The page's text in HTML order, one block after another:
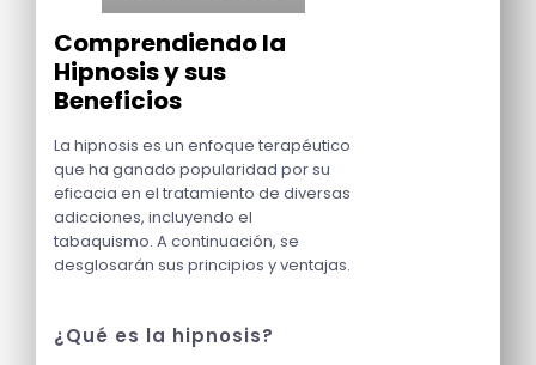
Comprendiendo la
Hipnosis y sus
Beneficios
La hipnosis es un enfoque terapéutico
que ha ganado popularidad por su
eficacia en el tratamiento de diversas
adicciones, incluyendo el
tabaquismo. A continuación, se
desglosarán sus principios y ventajas.
¿Qué es la hipnosis?